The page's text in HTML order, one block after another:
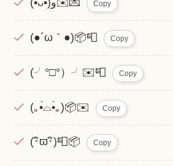
Copy
(●´ω｀●)📦📮 Copy
(╯°□°）╯✉️📮 Copy
(｡•́⌓•̀｡)📦✉️ Copy
(･ิϖ･ิ)📮📦 Copy